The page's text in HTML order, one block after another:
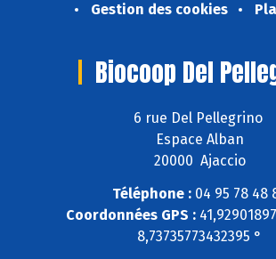
Gestion des cookies
Biocoop Del
6 rue Del Pellegrino
Espace Alban
20000 Ajaccio
Téléphone :04 95 78 48
Coordonnées GPS :
8,73735773432395 °